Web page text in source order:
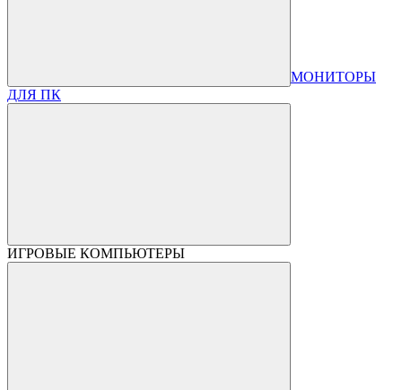
МОНИТОРЫ
ДЛЯ ПК
ИГРОВЫЕ КОМПЬЮТЕРЫ